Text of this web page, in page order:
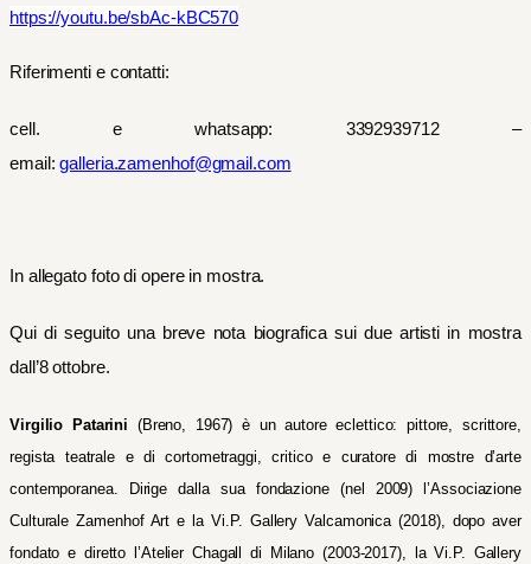
https://youtu.be/sbAc-kBC570
Riferimenti e contatti:
cell. e whatsapp: 3392939712 –
email:galleria.zamenhof@gmail.com
In allegato foto di opere in mostra.
Qui di seguito una breve nota biografica sui due artisti in mostra
dall’8 ottobre.
Virgilio Patarini (Breno, 1967) è un autore eclettico: pittore, scrittore,
regista teatrale e di cortometraggi, critico e curatore di mostre d’arte
contemporanea. Dirige dalla sua fondazione (nel 2009) l’Associazione
Culturale Zamenhof Art e la Vi.P. Gallery Valcamonica (2018), dopo aver
fondato e diretto l’Atelier Chagall di Milano (2003-2017), la Vi.P. Gallery